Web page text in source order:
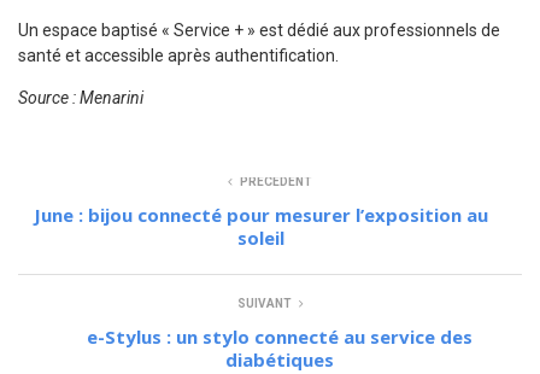
Un espace baptisé « Service + » est dédié aux professionnels de
santé et accessible après authentification.
Source : Menarini
PRÉCÉDENT
June : bijou connecté pour mesurer l’exposition au
soleil
SUIVANT
e-Stylus : un stylo connecté au service des
diabétiques